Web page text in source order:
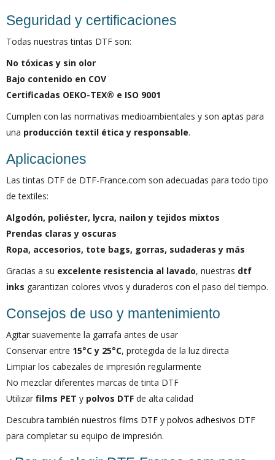
Seguridad y certificaciones
Todas nuestras tintas DTF son:
No tóxicas y sin olor
Bajo contenido en COV
Certificadas OEKO-TEX® e ISO 9001
Cumplen con las normativas medioambientales y son aptas para
una producción textil ética y responsable.
Aplicaciones
Las tintas DTF de DTF-France.com son adecuadas para todo tipo
de textiles:
Algodón, poliéster, lycra, nailon y tejidos mixtos
Prendas claras y oscuras
Ropa, accesorios, tote bags, gorras, sudaderas y más
Gracias a su excelente resistencia al lavado, nuestras dtf
inks garantizan colores vivos y duraderos con el paso del tiempo.
Consejos de uso y mantenimiento
Agitar suavemente la garrafa antes de usar
Conservar entre 15°C y 25°C, protegida de la luz directa
Limpiar los cabezales de impresión regularmente
No mezclar diferentes marcas de tinta DTF
Utilizar films PET y polvos DTF de alta calidad
Descubra también nuestros films DTF y polvos adhesivos DTF
para completar su equipo de impresión.